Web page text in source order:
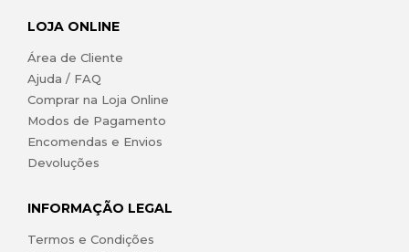
LOJA ONLINE
Área de Cliente
Ajuda / FAQ
Comprar na Loja Online
Modos de Pagamento
Encomendas e Envios
Devoluções
INFORMAÇÃO LEGAL
Termos e Condições